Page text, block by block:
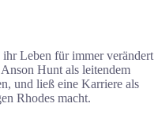
ihr Leben für immer verändert
Hunt als leitendem
und ließ eine Karriere als
Rhodes macht.